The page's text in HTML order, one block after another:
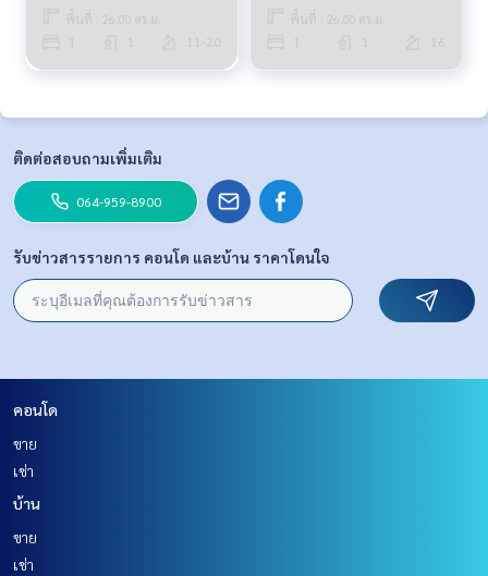
พื้นที่ : 26.00 ตร.ม.
11-20
พื้นที่ : 26.00 ตร.ม.
16
ติดต่อสอบถามเพิ่มเติม
064-959-8900
รับข่าวสารรายการ คอนโด และบ้าน ราคาโดนใจ
คอนโด
ขาย
เช่า
บ้าน
ขาย
เช่า